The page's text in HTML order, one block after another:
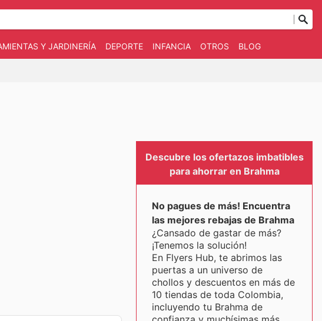
Y JARDINERÍA DEPORTE INFANCIA OTROS BLOG
Descubre los ofertazos imbatibles
para ahorrar en Brahma
No pagues de más! Encuentra
las mejores rebajas de Brahma
¿Cansado de gastar de más?
¡Tenemos la solución!
En Flyers Hub, te abrimos las
puertas a un universo de
chollos y descuentos en más de
10 tiendas de toda Colombia,
incluyendo tu Brahma de